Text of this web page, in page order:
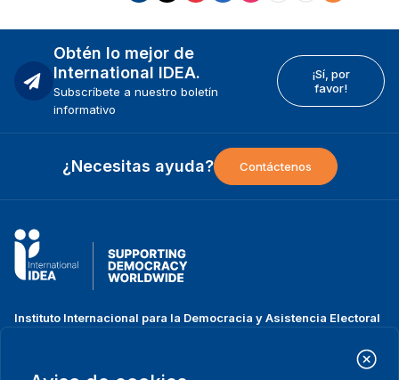
Obtén lo mejor de
International IDEA.
Subscríbete a nuestro boletín
informativo
¡Sí, por
favor!
¿Necesitas ayuda? Contáctenos
Instituto Internacional para la Democracia y Asistencia Electoral
Strömsborgsbron 1